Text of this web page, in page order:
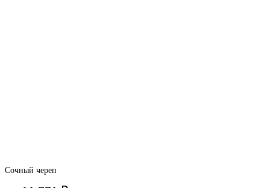
Сочный череп